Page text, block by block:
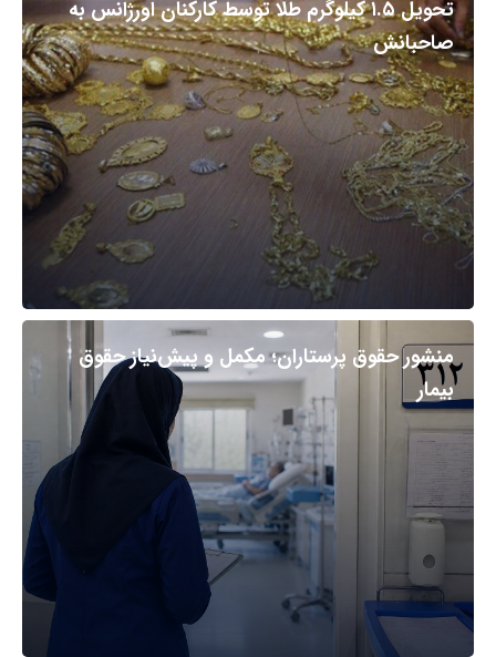
تحویل ۱.۵ کیلوگرم طلا توسط کارکنان اورژانس به
صاحبانش
منشور حقوق پرستاران؛ مکمل و پیش‌نیاز حقوق
بیمار